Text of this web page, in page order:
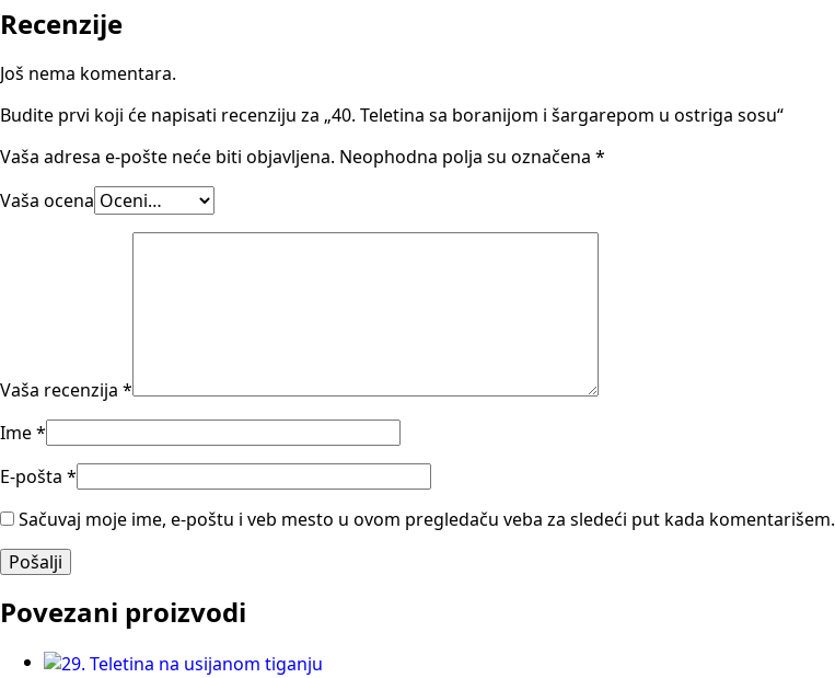
Recenzije
Još nema komentara.
Budite prvi koji će napisati recenziju za „40. Teletina sa boranijom i šargarepom u ostriga sosu“
Vaša adresa e-pošte neće biti objavljena. Neophodna polja su označena *
Vaša ocena
Vaša recenzija *
Ime*
E-pošta *
Sačuvaj moje ime, e-poštu i veb mesto u ovom pregledaču veba za sledeći put kada komentarišem.
Povezani proizvodi